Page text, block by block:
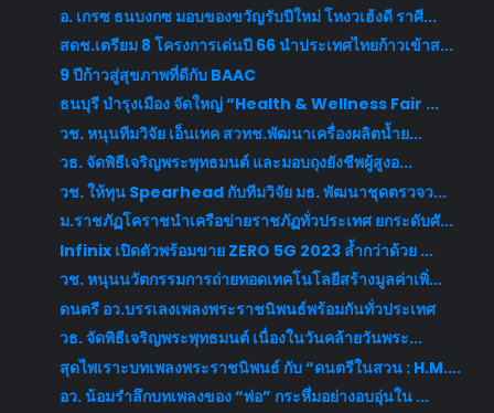
อ. เกรซ ธนบงกซ มอบของขวัญรับปีใหม่ โหงวเฮ้งดี ราศี...
สดช.เตรียม 8 โครงการเด่นปี 66 นำประเทศไทยก้าวเข้าส...
9 ปีก้าวสู่สุขภาพที่ดีกับ BAAC
ธนบุรี บำรุงเมือง จัดใหญ่ “Health & Wellness Fair ...
วช. หนุนทีมวิจัย เอ็นเทค สวทช.พัฒนาเครื่องผลิตน้ำย...
วธ. จัดพิธีเจริญพระพุทธมนต์ และมอบถุงยังชีพผู้สูงอ...
วช. ให้ทุน Spearhead กับทีมวิจัย มธ. พัฒนาชุดตรวจว...
ม.ราชภัฏโคราชนำเครือข่ายราชภัฏทั่วประเทศ ยกระดับศั...
Infinix เปิดตัวพร้อมขาย ZERO 5G 2023 ล้ำกว่าด้วย ...
วช. หนุนนวัตกรรมการถ่ายทอดเทคโนโลยีสร้างมูลค่าเพิ่...
ดนตรี อว.บรรเลงเพลงพระราชนิพนธ์พร้อมกันทั่วประเทศ
วธ. จัดพิธีเจริญพระพุทธมนต์ เนื่องในวันคล้ายวันพระ...
สุดไพเราะบทเพลงพระราชนิพนธ์ กับ “ดนตรีในสวน : H.M....
อว. น้อมรำลึกบทเพลงของ “พ่อ” กระหึ่มอย่างอบอุ่นใน ...